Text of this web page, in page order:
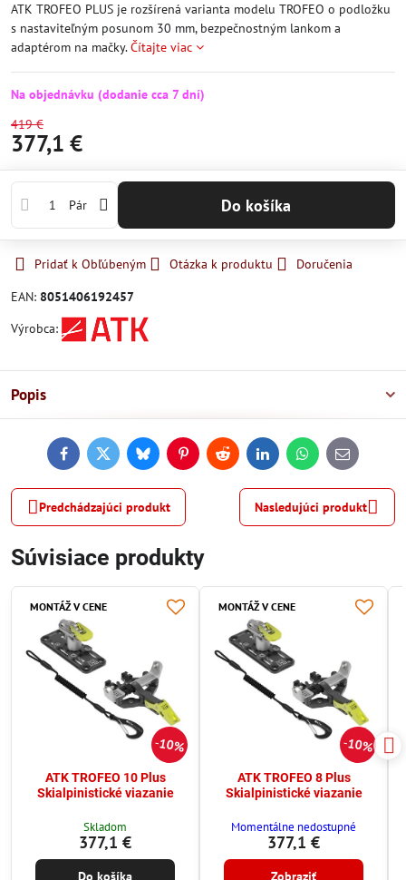
ATK TROFEO PLUS je rozšírená varianta modelu TROFEO o podložku
s nastaviteľným posunom 30 mm, bezpečnostným lankom a
adaptérom na mačky.Čítajte viac
Na objednávku (dodanie cca 7 dní)
419 €
377,1 €
Pár Do košíka
Pridať k Obľúbeným Otázka k produktu
Doručenia
EAN: 8051406192457
Výrobca:
Popis
FacebookTwitterBlueskyPinterestReddit LinkedInWhatsApp
E-
mail
Predchádzajúci produkt Nasledujúci produkt
Súvisiace produkty
10%
MONTÁŽ V CENE
ATK TROFEO 10 Plus
Skialpinistické viazanie
Skladom
377,1 €
Do košíka
10%
MONTÁŽ V CENE
ATK TROFEO 8 Plus
Skialpinistické viazanie
Momentálne nedostupné
377,1 €
Zobraziť